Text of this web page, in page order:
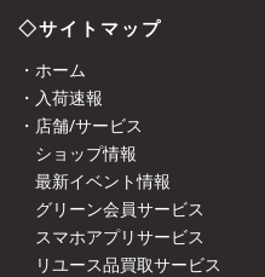
◇サイトマップ
・ホーム
・入荷速報
・店舗/サービス
ショップ情報
最新イベント情報
グリーン会員サービス
スマホアプリサービス
リユース品買取サービス